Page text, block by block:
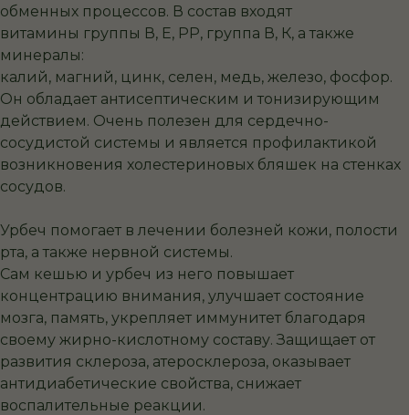
обменных процессов. В состав входят
витамины группы В, Е, РР, группа В, К, а также
минералы:
калий, магний, цинк, селен, медь, железо, фосфор.
Он обладает антисептическим и тонизирующим
действием. Очень полезен для сердечно-
сосудистой системы и является профилактикой
возникновения холестериновых бляшек на стенках
сосудов.
Урбеч помогает в лечении болезней кожи, полости
рта, а также нервной системы.
Сам кешью и урбеч из него повышает
концентрацию внимания, улучшает состояние
мозга, память, укрепляет иммунитет благодаря
своему жирно-кислотному составу. Защищает от
развития склероза, атеросклероза, оказывает
антидиабетические свойства, снижает
воспалительные реакции.